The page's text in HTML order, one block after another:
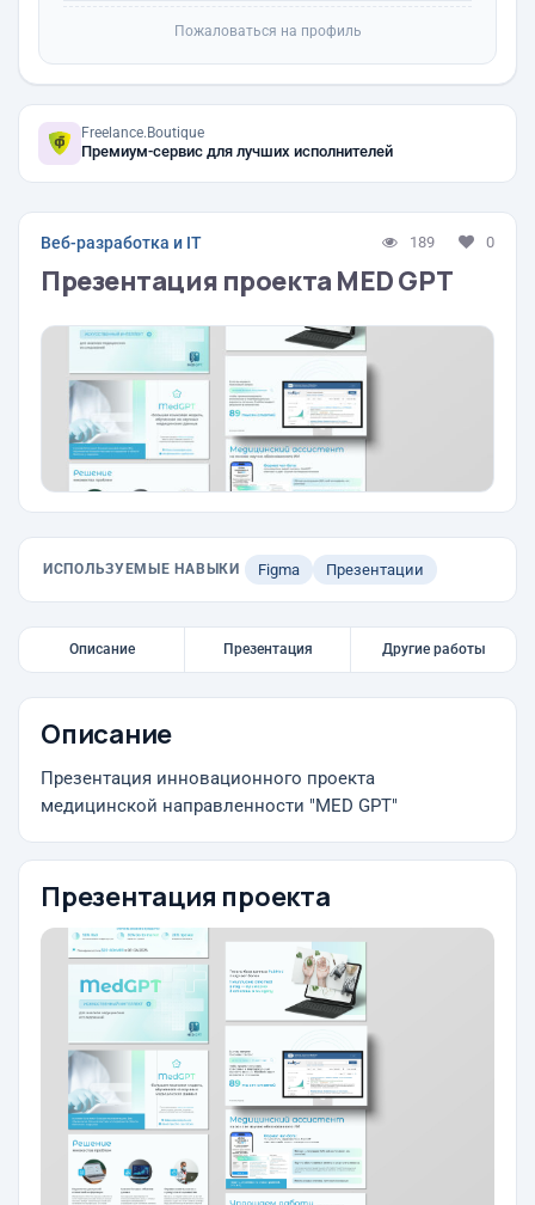
Пожаловаться на профиль
Freelance.Boutique
Премиум-сервис для лучших исполнителей
Веб-разработка и IT 189 0
Презентация проекта MED GPT
ИСПОЛЬЗУЕМЫЕ НАВЫКИ Figma Презентации
Описание Презентация Другие работы
Описание
Презентация инновационного проекта
медицинской направленности "MED GPT"
Презентация проекта